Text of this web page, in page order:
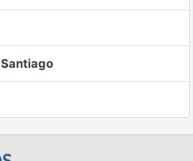
Santiago